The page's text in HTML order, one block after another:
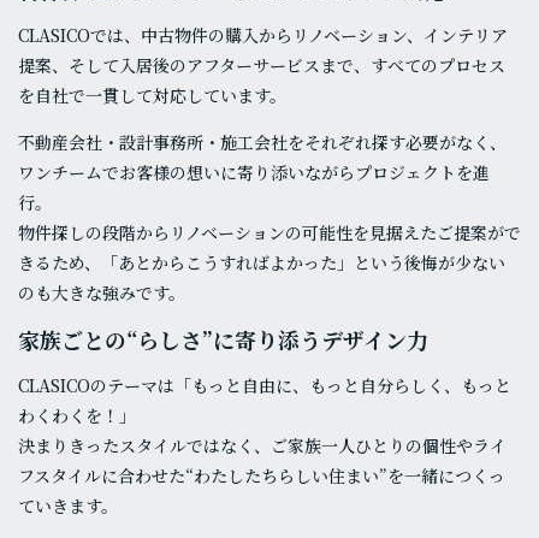
CLASICOでは、中古物件の購入からリノベーション、インテリア
提案、そして入居後のアフターサービスまで、すべてのプロセス
を自社で一貫して対応しています。
不動産会社・設計事務所・施工会社をそれぞれ探す必要がなく、
ワンチームでお客様の想いに寄り添いながらプロジェクトを進
行。
物件探しの段階からリノベーションの可能性を見据えたご提案がで
きるため、「あとからこうすればよかった」という後悔が少ない
のも大きな強みです。
家族ごとの“らしさ”に寄り添うデザイン力
CLASICOのテーマは「もっと自由に、もっと自分らしく、もっと
わくわくを！」
決まりきったスタイルではなく、ご家族一人ひとりの個性やライ
フスタイルに合わせた“わたしたちらしい住まい”を一緒につくっ
ていきます。